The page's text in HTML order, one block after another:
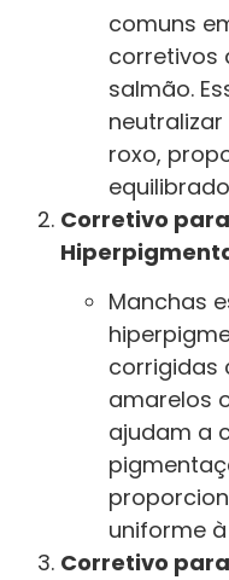
comuns
corretivos
salmão.
roxo,
Corretivo
Manchas
corrigidas
amarelos
ajudam a
uniforme
Corretivo